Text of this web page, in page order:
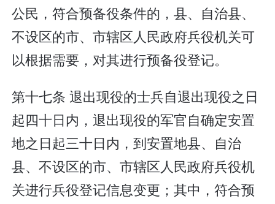
公民，符合预备役条件的，县、自治县、
不设区的市、市辖区人民政府兵役机关可
以根据需要，对其进行预备役登记。
第十七条 退出现役的士兵自退出现役之日
起四十日内，退出现役的军官自确定安置
地之日起三十日内，到安置地县、自治
县、不设区的市、市辖区人民政府兵役机
关进行兵役登记信息变更；其中，符合预